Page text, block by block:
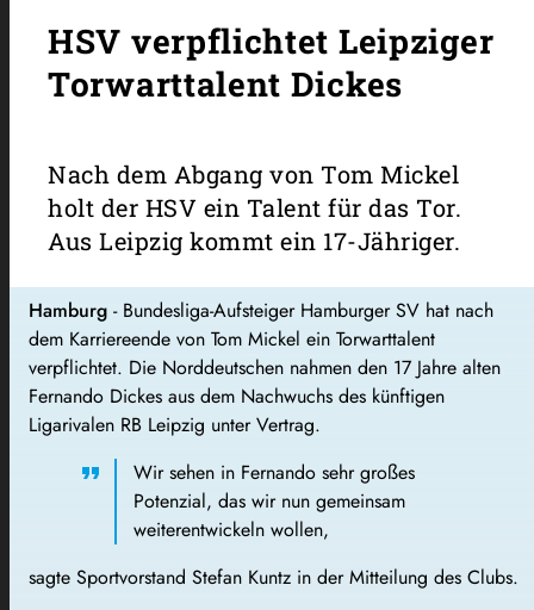
HSV verpflichtet Leipziger
Torwarttalent Dickes
Nach dem Abgang von Tom Mickel
holt der HSV ein Talent für das Tor.
Aus Leipzig kommt ein 17-Jähriger.
Hamburg - Bundesliga-Aufsteiger Hamburger SV hat nach
dem Karriereende von Tom Mickel ein Torwarttalent
verpflichtet. Die Norddeutschen nahmen den 17 Jahre alten
Fernando Dickes aus dem Nachwuchs des künftigen
Ligarivalen RB Leipzig unter Vertrag.
Wir sehen in Fernando sehr großes
Potenzial, das wir nun gemeinsam
weiterentwickeln wollen,
sagte Sportvorstand Stefan Kuntz in der Mitteilung des Clubs.